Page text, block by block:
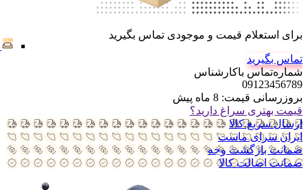
برای استعلام قیمت و موجودی تماس بگیرید
تماس بگیرید
شماره‌تماس‌ با‌کارشناس
09123456789
بروزرسانی قیمت: 8 ماه پیش
قیمت بهتری سراغ دارید؟
ارسال سریع کالا
ایران سرای ماست
ضمانت بازگشت وجه
ضمانت اضالت کالا